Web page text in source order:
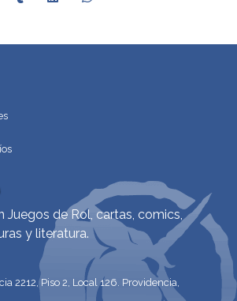
Juegos de Rol, cartas, comics,
y literatura.
2212, Piso 2, Local 126. Providencia,